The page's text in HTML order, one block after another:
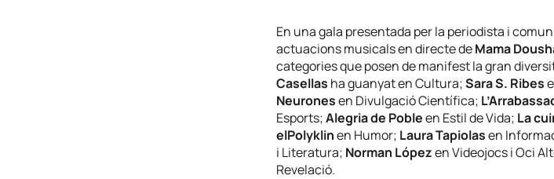
En una gala presentada per la periodista i
actuacions musicals en directe deMama
categories que posen de manifest la gran
Casellas ha guanyat en Cultura;Sara S. Ribes
Neuronesen Divulgació Científica;
Esports;Alegria de Pobleen Estil de Vida; La
elPolyklinen Humor; Laura Tapiolasen
i Literatura; Norman Lópezen Videojocs i Oci
Revelació.